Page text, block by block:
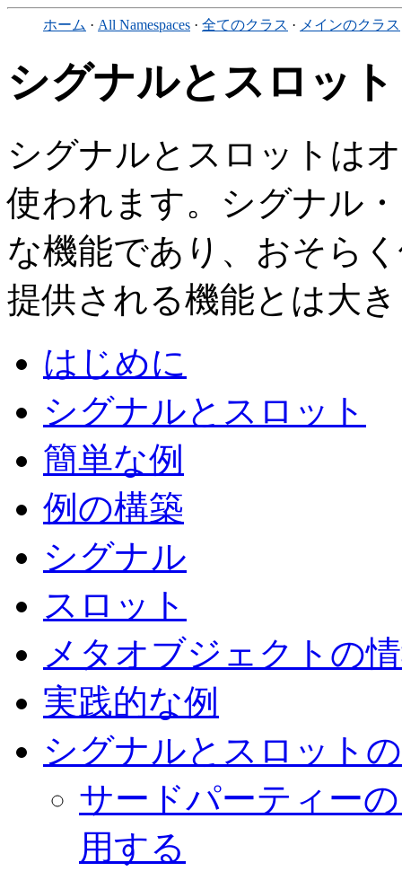
ホーム · All Namespaces · 全てのクラス · メインのクラス
シグナルとスロット
シグナルとスロットは
使われます。シグナル
な機能であり、おそら
提供される機能とは大
はじめに
シグナルとスロット
簡単な例
例の構築
シグナル
スロット
メタオブジェクトの
実践的な例
シグナルとスロット
サードパーティー
用する